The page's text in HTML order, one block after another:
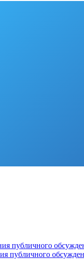
публичного
публичного